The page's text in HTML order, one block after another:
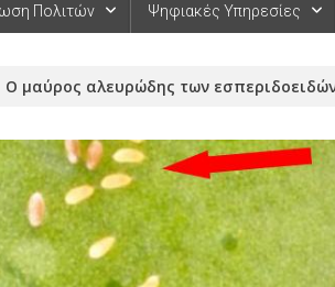
Πολιτών Ψηφιακές Υπηρεσίες
Ο μαύρος αλευρώδης των